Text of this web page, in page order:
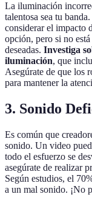
La iluminación
talentosa sea tu
considerar el impacto
opción, pero si no
deseadas. Investiga
iluminación, que
Asegúrate de que los
para mantener la
3. Sonido
Es común que
sonido. Un video
todo el esfuerzo se
asegúrate de realizar
Según estudios, el
a un mal sonido. ¡No